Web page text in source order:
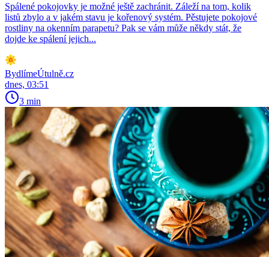
Spálené pokojovky je možné ještě zachránit. Záleží na tom, kolik
listů zbylo a v jakém stavu je kořenový systém. Pěstujete pokojové
rostliny na okenním parapetu? Pak se vám může někdy stát, že
dojde ke spálení jejich...
BydlímeÚtulně.cz
dnes, 03:51
3 min